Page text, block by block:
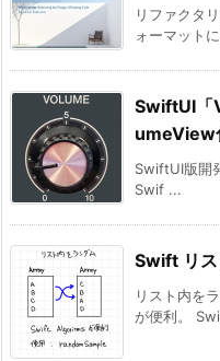
リファクタ
ォーマット
SwiftUI「
umeView
SwiftUI版開
Swif ...
Swift リス
リスト内を
が便利。